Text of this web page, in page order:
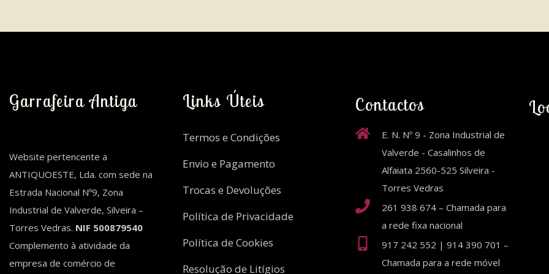
Garrafeira Antiga
Website pertencente a
ANTIQUOESTE, Lda. com sede na
Estrada Nacional Nº9, Zona
Industrial de Valverde, Silveira –
Torres Vedras. NIF 500879540
Complemento à atividade da
empresa de comércio de
Links Úteis
Termos e Condições
Envio e Pagamento
Trocas e Devoluções
Política de Privacidade
Política de Cookies
Resolução de Litígios
Contactos
E. N. Nº 9 - Zona Industrial de
Valverde - Casalinhos de
Alfaiata 2560-525 Silveira -
Torres Vedras
261 938 674 – Chamada para
a rede fixa nacional
917 242 552 | 914 390 701 –
Chamada para a rede móvel